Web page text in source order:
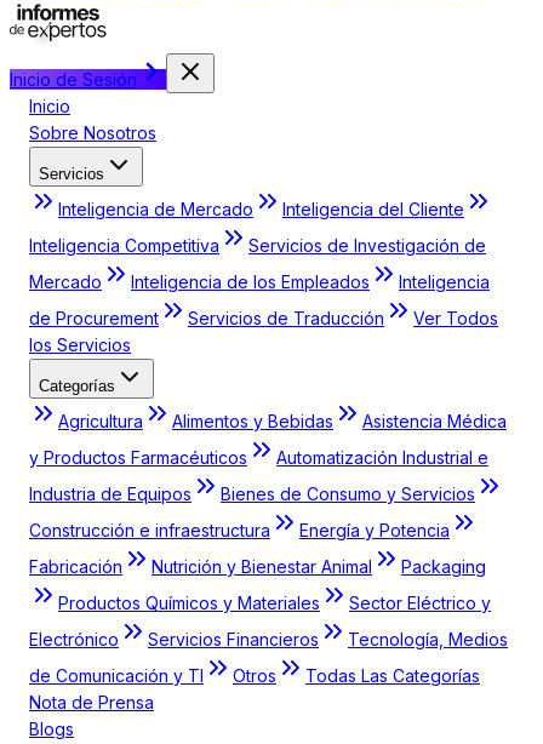
Inicio de Sesión
Inicio
Sobre Nosotros
Servicios
Inteligencia de Mercado
Inteligencia del Cliente
Inteligencia Competitiva
Servicios de Investigación de
Mercado
Inteligencia de los Empleados
Inteligencia
de Procurement
Servicios de Traducción
Ver Todos
los Servicios
Categorías
Agricultura Alimentos y Bebidas
Asistencia Médica
y Productos Farmacéuticos
Automatización Industrial e
Industria de Equipos
Bienes de Consumo y Servicios
Construcción e infraestructura
Energía y Potencia
Fabricación
Nutrición y Bienestar Animal
Packaging
Productos Químicos y Materiales
Sector Eléctrico y
Electrónico
Servicios Financieros
Tecnología, Medios
de Comunicación y TI
Otros
Todas Las Categorías
Nota de Prensa
Blogs